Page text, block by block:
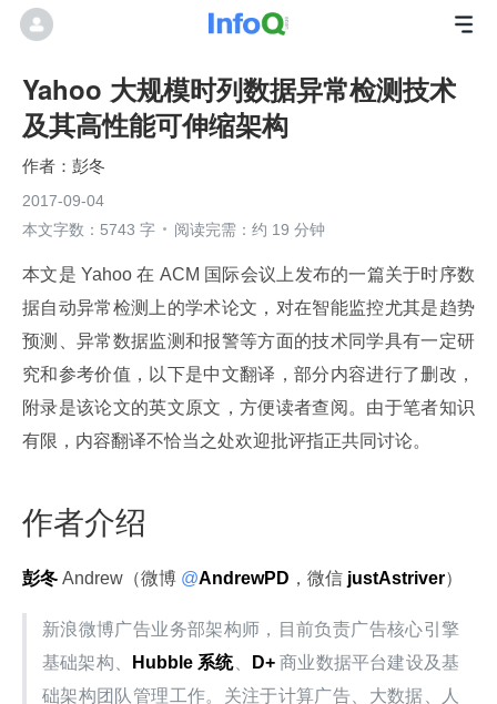
Yahoo 大规模时列数据异常检测技术
及其高性能可伸缩架构
彭冬
2017-09-04
本文字数：5743 字
阅读完需：约 19 分钟
本文是 Yahoo 在 ACM 国际会议上发布的一篇关于时序数
据自动异常检测上的学术论文，对在智能监控尤其是趋势
预测、异常数据监测和报警等方面的技术同学具有一定研
究和参考价值，以下是中文翻译，部分内容进行了删改，
附录是该论文的英文原文，方便读者查阅。由于笔者知识
有限，内容翻译不恰当之处欢迎批评指正共同讨论。
作者介绍
彭冬 Andrew（微博 @AndrewPD ，微信 justAstriver）
新浪微博广告业务部架构师，目前负责广告核心引擎
基础架构、
Hubble 系统、 D+ 商业数据平台建设及基
础架构团队管理工作。关注于计算广告、大数据、人